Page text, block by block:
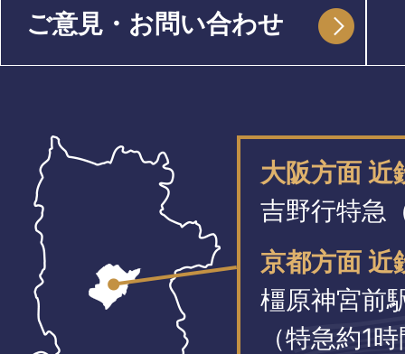
ご意見・お問い合わせ
大阪方面
吉野行特急
京都方面 近
橿原神宮前
（特急約1